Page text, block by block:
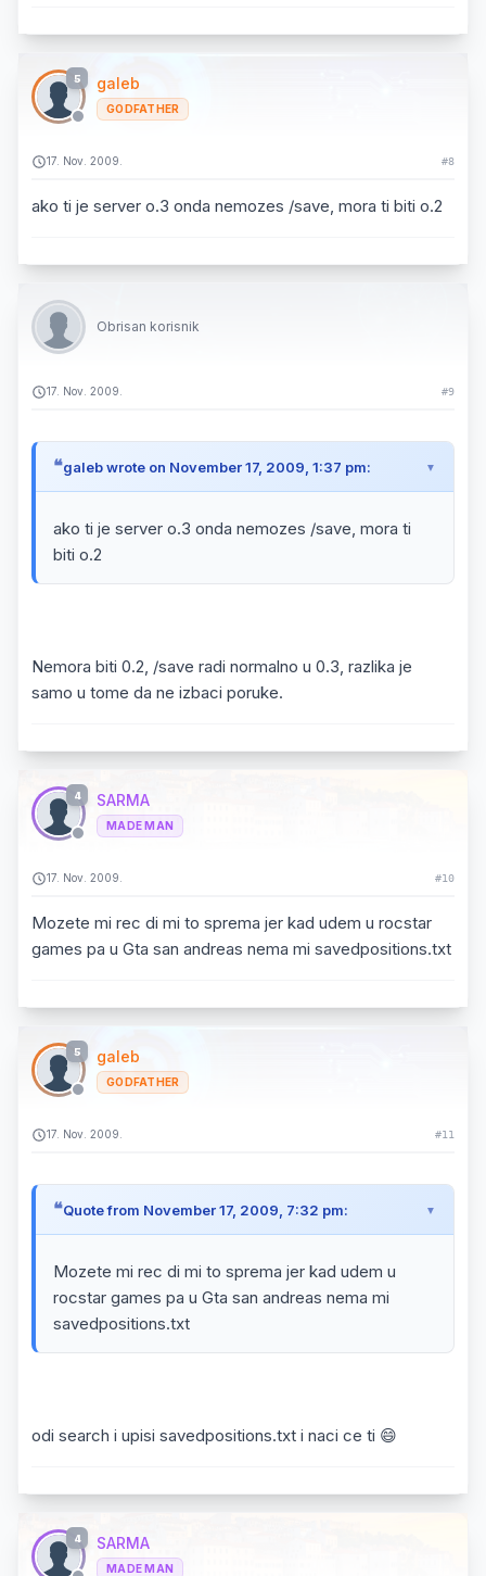
5 galeb
GODFATHER
17. Nov. 2009. #8
ako ti je server o.3 onda nemozes /save, mora ti biti o.2
Obrisan korisnik
17. Nov. 2009. #9
galeb wrote on November 17, 2009, 1:37 pm:
ako ti je server o.3 onda nemozes /save, mora ti
biti o.2
Nemora biti 0.2, /save radi normalno u 0.3, razlika je
samo u tome da ne izbaci poruke.
4 SARMA
MADE MAN
17. Nov. 2009. #10
Mozete mi rec di mi to sprema jer kad udem u rocstar
games pa u Gta san andreas nema mi savedpositions.txt
5 galeb
GODFATHER
17. Nov. 2009. #11
Quote from November 17, 2009, 7:32 pm:
Mozete mi rec di mi to sprema jer kad udem u
rocstar games pa u Gta san andreas nema mi
savedpositions.txt
odi search i upisi savedpositions.txt i naci ce ti 😄
4 SARMA
MADE MAN